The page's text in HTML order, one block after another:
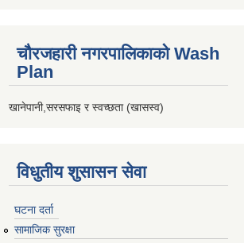
चौरजहारी नगरपालिकाको Wash
Plan
खानेपानी,सरसफाइ र स्वच्छता (खासस्व)
विधुतीय शुसासन सेवा
घटना दर्ता
सामाजिक सुरक्षा